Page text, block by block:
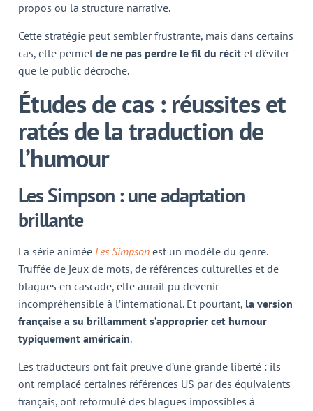
propos ou la structure narrative.
Cette stratégie peut sembler frustrante, mais dans certains
cas, elle permet de ne pas perdre le fil du récit et d’éviter
que le public décroche.
Études de cas : réussites et
ratés de la traduction de
l’humour
Les Simpson : une adaptation
brillante
La série animée Les Simpson est un modèle du genre.
Truffée de jeux de mots, de références culturelles et de
blagues en cascade, elle aurait pu devenir
incompréhensible à l’international. Et pourtant, la version
française a su brillamment s’approprier cet humour
typiquement américain.
Les traducteurs ont fait preuve d’une grande liberté : ils
ont remplacé certaines références US par des équivalents
français, ont reformulé des blagues impossibles à